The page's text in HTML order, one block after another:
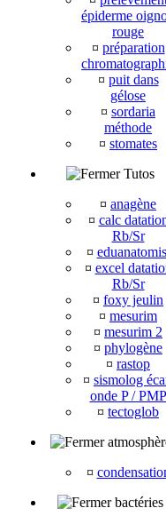
épiderme
rouge
¤ préparation
¤ puit dans
gélose
¤ sordaria
méthode
¤ stomates
Tutos
¤ anagène
¤ calc
Rb/Sr
¤
¤ excel
Rb/Sr
¤ foxy jeulin
¤ mesurim
¤ mesurim 2
¤ phylogène
¤ rastop
¤ sismolog
onde P / PMP
¤ tectoglob
¤
bactéries